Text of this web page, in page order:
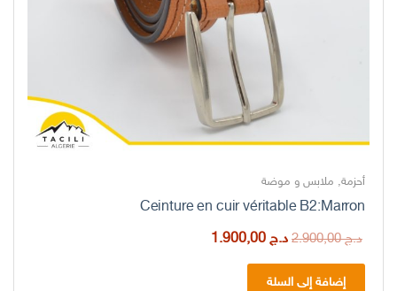
أحزمة, ملابس و موضة
Ceinture en cuir véritable B2:Marron
د.ج2.900,00
السعر
هو:
د.ج
إضافة إلى السلة